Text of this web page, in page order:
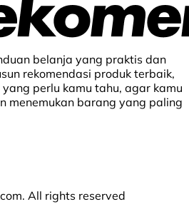
belanja yang praktis dan
rekomendasi produk terbaik,
perlu kamu tahu, agar kamu
menemukan barang yang paling
All rights reserved